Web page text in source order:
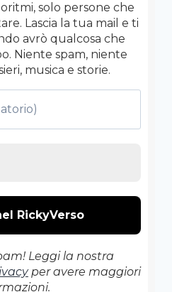
solo persone che
Lascia la tua mail e ti
avrò qualcosa che
Niente spam, niente
musica e storie.
Leggi la nostra
per avere maggiori